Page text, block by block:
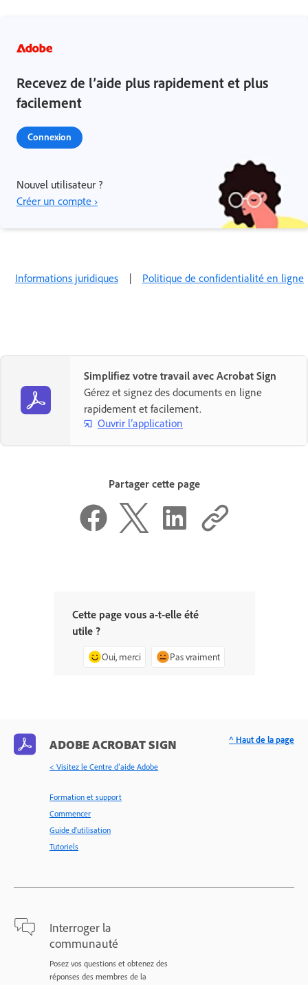
Recevez de l’aide plus rapidement et plus
facilement
Connexion
Nouvel utilisateur ?
Créer un compte ›
Informations juridiques | Politique de confidentialité en ligne
Simplifiez votre travail avec Acrobat Sign
Gérez et signez des documents en ligne
rapidement et facilement.
Ouvrir l’application
Partager cette page
Cette page vous a-t-elle été
utile ?
Oui, merci Pas vraiment
ADOBE ACROBAT SIGN
< Visitez le Centre d’aide Adobe
Formation et support
Commencer
Guide d'utilisation
Tutoriels
Interroger la
communauté
Posez vos questions et obtenez des
réponses des membres de la
^ Haut de la page